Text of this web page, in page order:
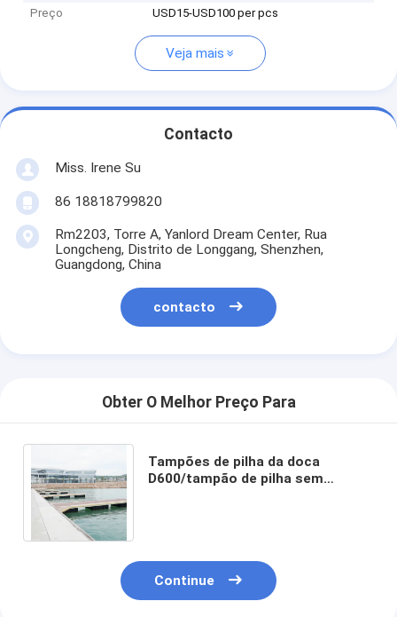
Preço
USD15-USD100 per pcs
Veja mais
Contacto
Miss. Irene Su
86 18818799820
Rm2203, Torre A, Yanlord Dream Center, Rua
Longcheng, Distrito de Longgang, Shenzhen,
Guangdong, China
contacto
Obter O Melhor Preço Para
Tampões de pilha da doca
D600/tampão de pilha sem
Continue